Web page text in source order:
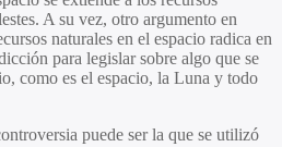
A su vez, otro argumento en
naturales en el espacio radica en
para legislar sobre algo que se
como es el espacio, la Luna y todo
puede ser la que se utilizó